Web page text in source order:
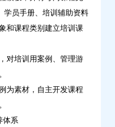
学员手册、培训辅助资料
和课程类别建立培训课
对培训用案例、管理游
为素材，自主开发课程
体系